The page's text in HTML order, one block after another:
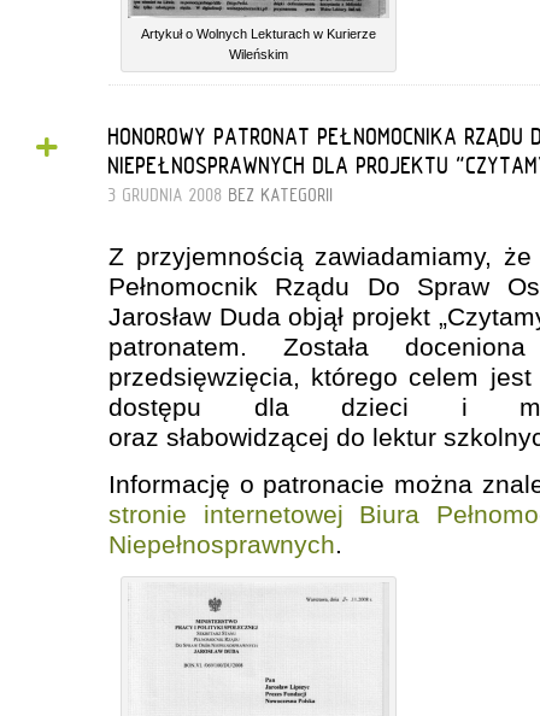
Artykuł o Wolnych Lekturach w Kurierze
Wileńskim
+
HONOROWY PATRONAT PEŁNOMOCNIKA RZĄDU
NIEPEŁNOSPRAWNYCH DLA PROJEKTU
3 GRUDNIA 2008 BEZ KATEGORII
Z przyjemnością zawiadamiamy,
Pełnomocnik Rządu Do Spraw
Jarosław Duda objął projekt
patronatem. Została
przedsięwzięcia, którego celem jest
dostępu dla dzieci i
oraz słabowidzącej do lektur
Informację o patronacie można
stronie internetowej Biura
Niepełnosprawnych.